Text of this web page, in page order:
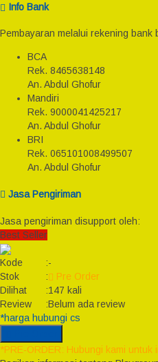
Info Bank
Pembayaran melalui rekening bank
BCA
Rek. 8465638148
An. Abdul Ghofur
Mandiri
Rek. 9000041425217
An. Abdul Ghofur
BRI
Rek. 065101008499507
An. Abdul Ghofur
Jasa Pengiriman
Jasa pengiriman disupport oleh:
Best Seller
Kode :-
Stok
:
Pre Order
Dilihat
:147 kali
Review
:Belum ada review
*harga hubungi cs
*PRE-ORDER: Hubungi kami